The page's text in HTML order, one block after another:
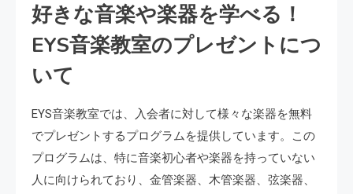
好きな音楽や楽器を学べる！
EYS音楽教室のプレゼントにつ
いて
EYS音楽教室では、入会者に対して様々な楽器を無料
でプレゼントするプログラムを提供しています。この
プログラムは、特に音楽初心者や楽器を持っていない
人に向けられており、金管楽器、木管楽器、弦楽器、